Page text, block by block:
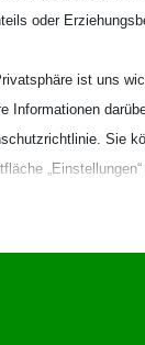
oder
ist uns
Informationen
Sie
von uns